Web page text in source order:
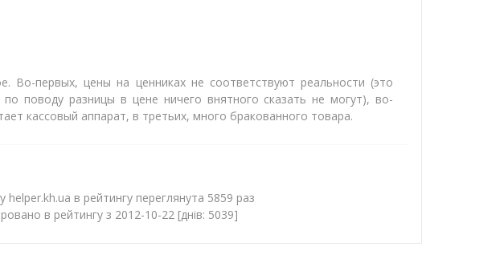
Во-первых, цены на ценниках не соответствуют реальности (это
поводу разницы в цене ничего внятного сказать не могут), во-
кассовый аппарат, в третьих, много бракованного товара.
helper.kh.ua в рейтингу переглянута 5859 раз
в рейтингу з 2012-10-22 [днів: 5039]